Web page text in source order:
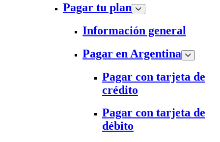
Pagar tu plan
Información general
Pagar en Argentina
Pagar con tarjeta de
crédito
Pagar con tarjeta de
débito